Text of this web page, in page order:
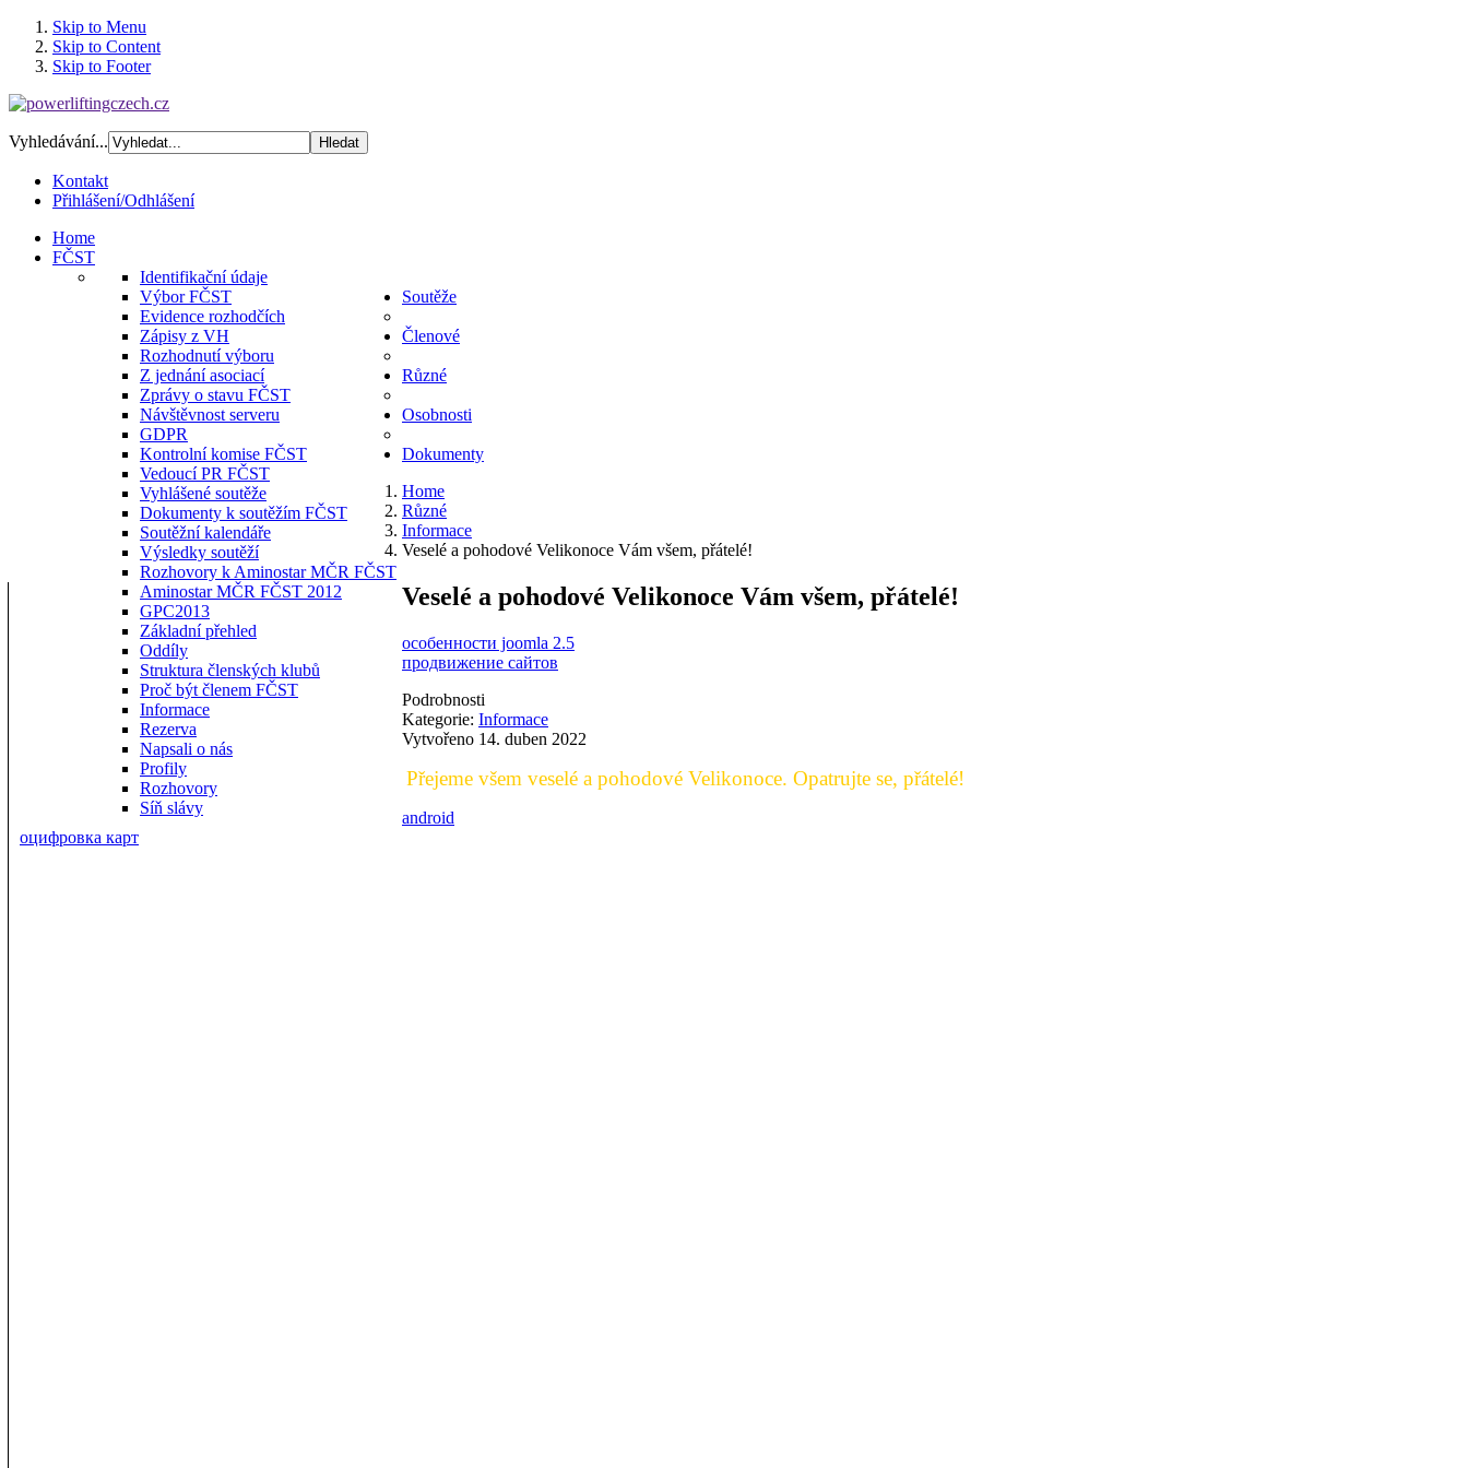
Skip to Menu
Skip to Content
Skip to Footer
Vyhledávání...
Kontakt
Přihlášení/Odhlášení
Home
FČST
Identifikační údaje
Výbor FČST
Evidence rozhodčích
Zápisy z VH
Rozhodnutí výboru
Z jednání asociací
Zprávy o stavu FČST
Návštěvnost serveru
GDPR
Kontrolní komise FČST
Vedoucí PR FČST
Soutěže
Vyhlášené soutěže
Dokumenty k soutěžím FČST
Soutěžní kalendáře
Výsledky soutěží
Rozhovory k Aminostar MČR FČST
Aminostar MČR FČST 2012
GPC2013
Členové
Základní přehled
Oddíly
Struktura členských klubů
Proč být členem FČST
Různé
Informace
Rezerva
Osobnosti
Napsali o nás
Profily
Rozhovory
Síň slávy
Dokumenty
Home
Různé
Informace
Veselé a pohodové Velikonoce Vám všem, přátelé!
Veselé a pohodové Velikonoce Vám všem, přátelé!
особенности joomla 2.5
продвижение сайтов
Podrobnosti
Kategorie: Informace
Vytvořeno 14. duben 2022
Přejeme všem veselé a pohodové Velikonoce. Opatrujte se, přátelé!
android
оцифровка карт